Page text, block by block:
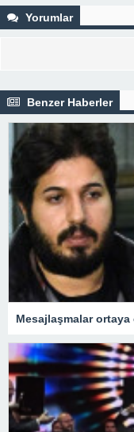
Yorumlar
Benzer Haberler